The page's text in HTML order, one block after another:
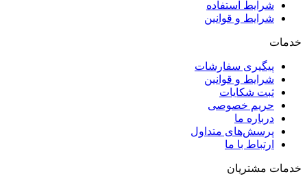
شرایط استفاده
شرایط و قوانین
خدمات
پیگیری سفارشات
شرایط و قوانین
ثبت شکایات
حریم خصوصی
درباره ما
پرسش‌های متداول
ارتباط با ما
خدمات مشتریان